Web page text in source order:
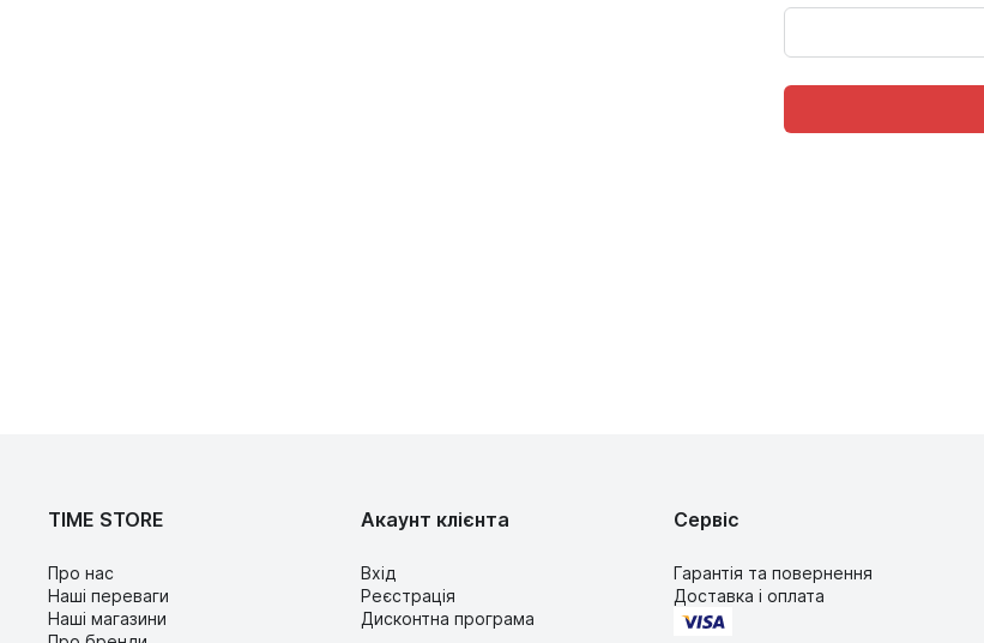
TIME STORE
Про нас
Наші переваги
Наші магазини
Акаунт клієнта
Вхід
Реєстрація
Дисконтна програма
Сервіс
Гарантія та повернення
Доставка і оплата